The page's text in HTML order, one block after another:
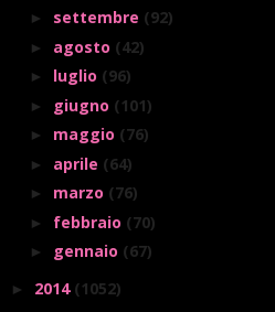
► settembre (92)
► agosto (42)
► luglio (96)
► giugno (101)
► maggio (76)
► aprile (64)
► marzo (76)
► febbraio (70)
► gennaio (67)
► 2014 (1052)